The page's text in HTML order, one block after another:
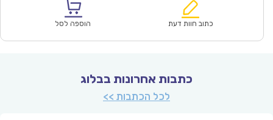
₪64.00.
הוא:
כתוב חוות דעת הוספה לסל
כתבות אחרונות בבלוג
לכל הכתבות >>